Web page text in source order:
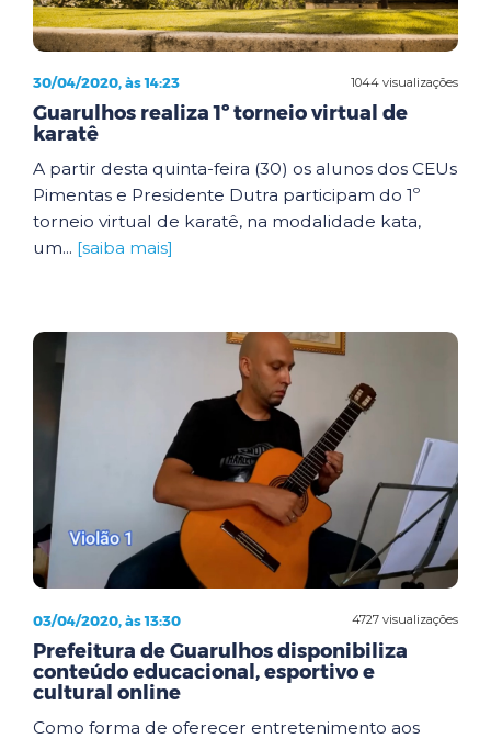
1044 visualizações
30/04/2020, às 14:23
Guarulhos realiza 1º torneio virtual de
karatê
A partir desta quinta-feira (30) os alunos dos CEUs
Pimentas e Presidente Dutra participam do 1º
torneio virtual de karatê, na modalidade kata,
um... [saiba mais]
4727 visualizações
03/04/2020, às 13:30
Prefeitura de Guarulhos disponibiliza
conteúdo educacional, esportivo e
cultural online
Como forma de oferecer entretenimento aos